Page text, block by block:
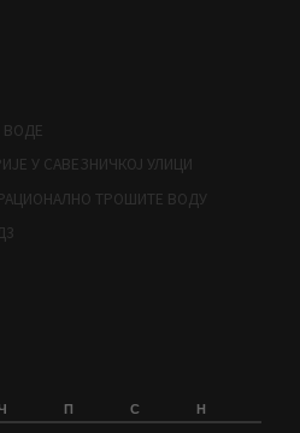
ВОДЕ
У САВЕЗНИЧКОЈ УЛИЦИ
ТРОШИТЕ ВОДУ
П С Н